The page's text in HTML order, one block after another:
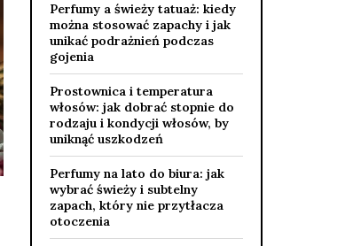
Perfumy a świeży tatuaż: kiedy
można stosować zapachy i jak
unikać podrażnień podczas
gojenia
Prostownica i temperatura
włosów: jak dobrać stopnie do
rodzaju i kondycji włosów, by
uniknąć uszkodzeń
Perfumy na lato do biura: jak
wybrać świeży i subtelny
zapach, który nie przytłacza
otoczenia